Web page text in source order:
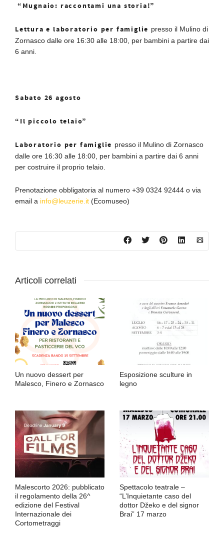
“Mugnaio: raccontami una storia!”
Lettura e laboratorio per famiglie presso il Mulino di
Zornasco dalle ore 16:30 alle 18:00, per bambini a partire dai
6 anni.
Sabato 26 agosto
“Il piccolo telaio”
Laboratorio per famiglie presso il Mulino di Zornasco
dalle ore 16:30 alle 18:00, per bambini a partire dai 6 anni
per costruire il proprio telaio.
Prenotazione obbligatoria al numero +39 0324 92444 o via
email a info@leuzerie.it (Ecomuseo)
Articoli correlati
Un nuovo dessert per
Malesco, Finero e Zornasco
Esposizione sculture in
legno
Malescorto 2026: pubblicato
il regolamento della 26^
edizione del Festival
Internazionale dei
Cortometraggi
Spettacolo teatrale –
“L’Inquietante caso del
dottor Džeko e del signor
Brai” 17 marzo